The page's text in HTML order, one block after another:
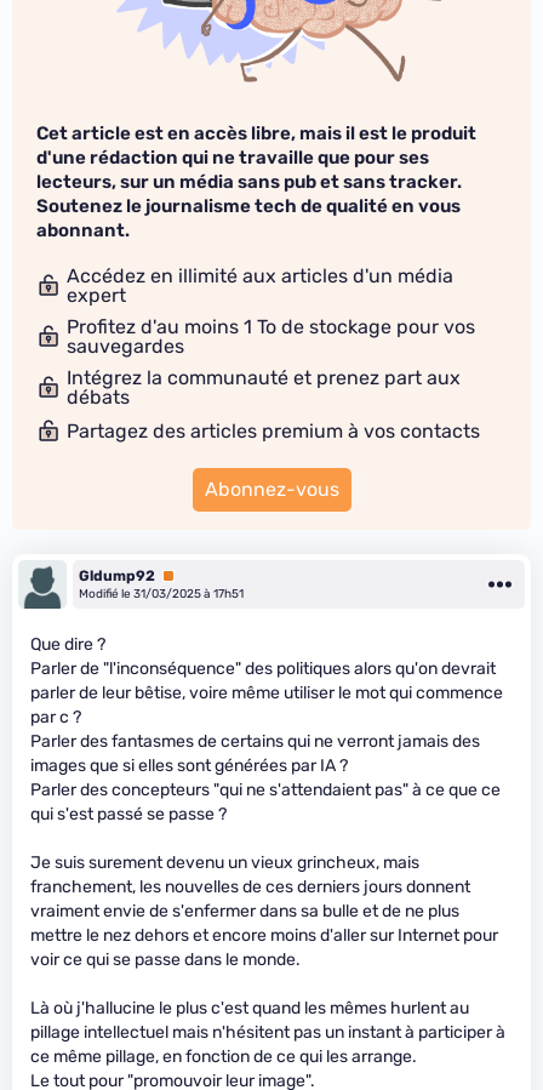
Cet article est en accès libre, mais il est le produit
d'une rédaction qui ne travaille que pour ses
lecteurs, sur un média sans pub et sans tracker.
Soutenez le journalisme tech de qualité en vous
abonnant.
Accédez en illimité aux articles d'un média
expert
Profitez d'au moins 1 To de stockage pour vos
sauvegardes
Intégrez la communauté et prenez part aux
débats
Partagez des articles premium à vos contacts
Abonnez-vous
Gldump92 Premium
Modifié le 31/03/2025 à 17h51
Que dire ?
Parler de "l'inconséquence" des politiques alors qu'on devrait
parler de leur bêtise, voire même utiliser le mot qui commence
par c ?
Parler des fantasmes de certains qui ne verront jamais des
images que si elles sont générées par IA ?
Parler des concepteurs "qui ne s'attendaient pas" à ce que ce
qui s'est passé se passe ?
Je suis surement devenu un vieux grincheux, mais
franchement, les nouvelles de ces derniers jours donnent
vraiment envie de s'enfermer dans sa bulle et de ne plus
mettre le nez dehors et encore moins d'aller sur Internet pour
voir ce qui se passe dans le monde.
Là où j'hallucine le plus c'est quand les mêmes hurlent au
pillage intellectuel mais n'hésitent pas un instant à participer à
ce même pillage, en fonction de ce qui les arrange.
Le tout pour "promouvoir leur image".